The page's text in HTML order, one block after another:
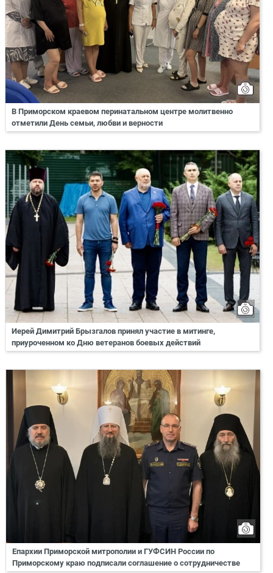
В Приморском краевом перинатальном центре молитвенно
отметили День семьи, любви и верности
Иерей Димитрий Брызгалов принял участие в митинге,
приуроченном ко Дню ветеранов боевых действий
Епархии Приморской митрополии и ГУФСИН России по
Приморскому краю подписали соглашение о сотрудничестве